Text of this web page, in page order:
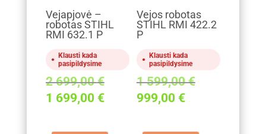
Vejapjovė –
robotas STIHL
RMI 632.1 P
Klausti kada
pasipildysime
2 699,00€Original
price
1 699,00 €Current
is:
Vejos robotas
STIHL RMI 422.2
P
Klausti kada
pasipildysime
1 599,00€Original
999,00 €Current
is: